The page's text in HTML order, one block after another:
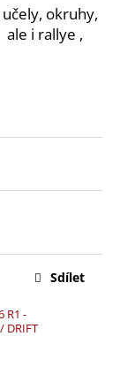
okruhy,
i rallye ,
R1 -
DRIFT
Sdílet